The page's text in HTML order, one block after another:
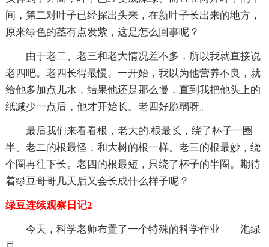
间，第二对叶子已经探出头来，在新叶子长出来的地方，
原来绿色的茎有点发紫，这是怎么回事呢？
由于老二、老三和老大情况差不多，所以我就直接说
老四吧。老四长得最慢。一开始，我以为他营养不良，就
给他多加点儿水，结果他还是那么慢，直到我把他头上的
纸减少一点后，他才开始长。老四好脆弱呀。
最后我们来看看根，老大的.根最长，绕了杯子一圈
半。老二的根最怪，和大树的根一样。老三的根最妙，绕
个圈再往下长。老四的根最短，只绕了杯子的半圈。期待
着绿豆哥哥几天后又会长成什么样子呢？
绿豆连续观察日记2
今天，科学老师布置了一个特殊的科学作业——泡绿